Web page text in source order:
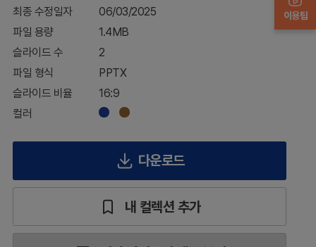
드
최종 수정일자
06/03/2025
파일 용량
1.4MB
슬라이드 수
2
파일 형식
PPTX
슬라이드 비율
16:9
컬러
다운로드
내 컬렉션 추가
이용팁